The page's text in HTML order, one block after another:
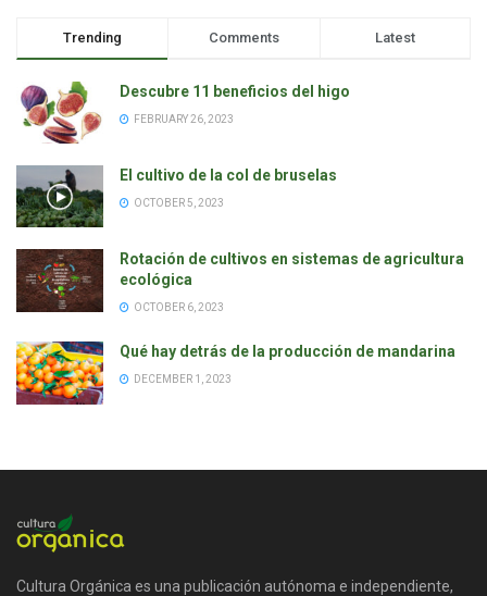
Trending Comments Latest
Descubre 11 beneficios del higo
FEBRUARY 26, 2023
El cultivo de la col de bruselas
OCTOBER 5, 2023
Rotación de cultivos en sistemas de agricultura
ecológica
OCTOBER 6, 2023
Qué hay detrás de la producción de mandarina
DECEMBER 1, 2023
Cultura Orgánica es una publicación autónoma e independiente,